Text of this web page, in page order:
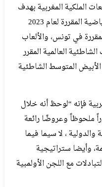
الملكية المغربية بهدف
التحضير والمشاركة في الألعاب الرياضية المقررة لعام 2023
في تونس، والألعاب
العالمية المقرر
المتوسط ​​الشاطئية
فإنه “لوحظ أنه خلال
ملحوظاً وعروضًا رائعة
والدولية ، لا سيما فيما
وأيضا ستراتيجية
مع اللجن الأولمبية